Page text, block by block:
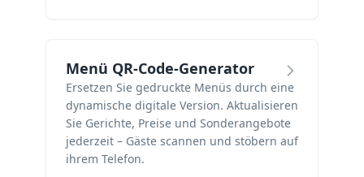
Menü QR-Code-Generator
Ersetzen Sie gedruckte Menüs durch eine
dynamische digitale Version. Aktualisieren
Sie Gerichte, Preise und Sonderangebote
jederzeit – Gäste scannen und stöbern auf
ihrem Telefon.